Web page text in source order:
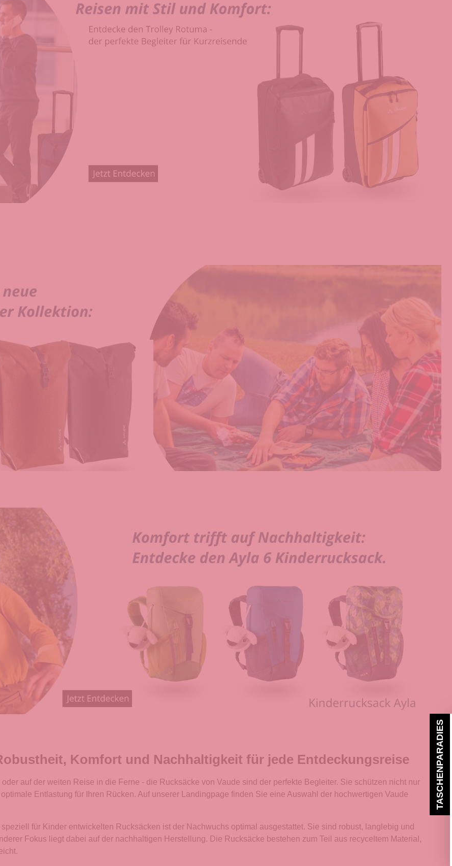
Komfort und Nachhaltigkeit für jede Entdeckungsreise
auf der weiten Reise in die Ferne - die Rucksäcke von Vaude sind der perfekte Begleiter. Sie schützen nicht nur
Entlastung für Ihren Rücken. Auf unserer Landingpage finden Sie eine Auswahl der hochwertigen Vaude
für Kinder entwickelten Rucksäcken ist der Nachwuchs optimal ausgestattet. Sie sind robust, langlebig und
Fokus liegt dabei auf der nachhaltigen Herstellung. Die Rucksäcke bestehen zum Teil aus recyceltem Material,
TASCHENPARADIES